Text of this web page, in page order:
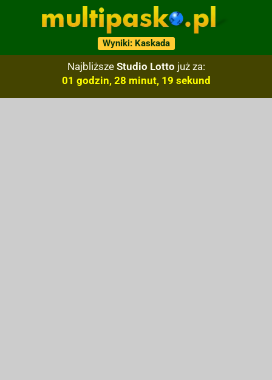
Wyniki: Kaskada
Najbliższe Studio Lotto już za:
01 godzin, 28 minut, 18 sekund